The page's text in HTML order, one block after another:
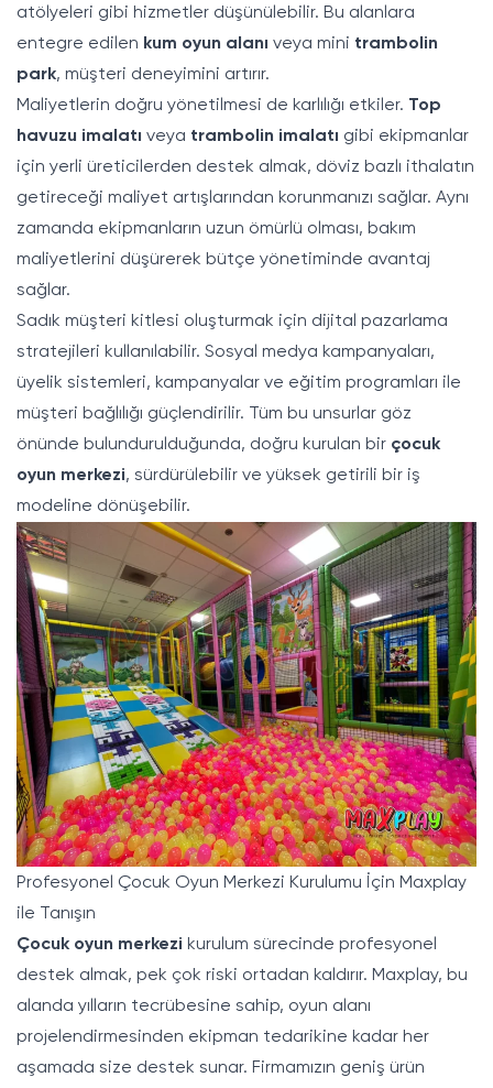
atölyeleri gibi hizmetler düşünülebilir. Bu alanlara
entegre edilen kum oyun alanı veya mini trambolin
park, müşteri deneyimini artırır.
Maliyetlerin doğru yönetilmesi de karlılığı etkiler. Top
havuzu imalatı veya trambolin imalatı gibi ekipmanlar
için yerli üreticilerden destek almak, döviz bazlı ithalatın
getireceği maliyet artışlarından korunmanızı sağlar. Aynı
zamanda ekipmanların uzun ömürlü olması, bakım
maliyetlerini düşürerek bütçe yönetiminde avantaj
sağlar.
Sadık müşteri kitlesi oluşturmak için dijital pazarlama
stratejileri kullanılabilir. Sosyal medya kampanyaları,
üyelik sistemleri, kampanyalar ve eğitim programları ile
müşteri bağlılığı güçlendirilir. Tüm bu unsurlar göz
önünde bulundurulduğunda, doğru kurulan bir çocuk
oyun merkezi, sürdürülebilir ve yüksek getirili bir iş
modeline dönüşebilir.
Profesyonel Çocuk Oyun Merkezi Kurulumu İçin Maxplay
ile Tanışın
Çocuk oyun merkezi kurulum sürecinde profesyonel
destek almak, pek çok riski ortadan kaldırır. Maxplay, bu
alanda yılların tecrübesine sahip, oyun alanı
projelendirmesinden ekipman tedarikine kadar her
aşamada size destek sunar. Firmamızın geniş ürün